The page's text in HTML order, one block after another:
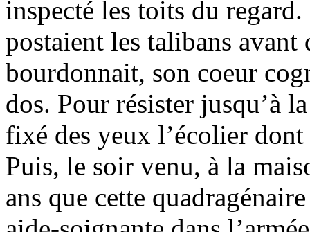
inspecté les toits du
postaient les talibans avant
bourdonnait, son coeur
dos. Pour résister jusqu’à
fixé des yeux l’écolier
Puis, le soir venu, à la
ans que cette